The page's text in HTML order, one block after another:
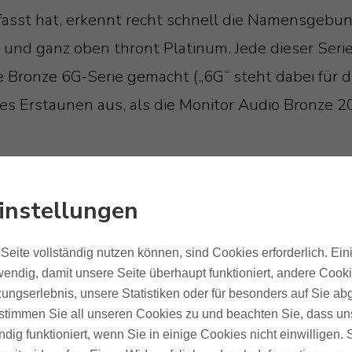
hat, erkennt recht schnell die
ganz oben thront Platinum. Jede dieser
6G-Serie gemacht („6G“ steht dabei für
Erstaunen aus, als die Monitor Audio Bronze
kombiniert mit einer
darin verbaut. Dinge wie die von
keramisiertem Aluminium/Magnesium –
Schicht eloxiert wird. Und all das
Über die gesamte musikalische
vollständig nutzen können, sind Cookies erforderlich.
damit unsere Seite überhaupt funktioniert, andere
unsere Statistiken oder für besonders auf Sie
Sie all unseren Cookies zu und beachten Sie, dass
funktioniert, wenn Sie in einige Cookies nicht einwilligen.